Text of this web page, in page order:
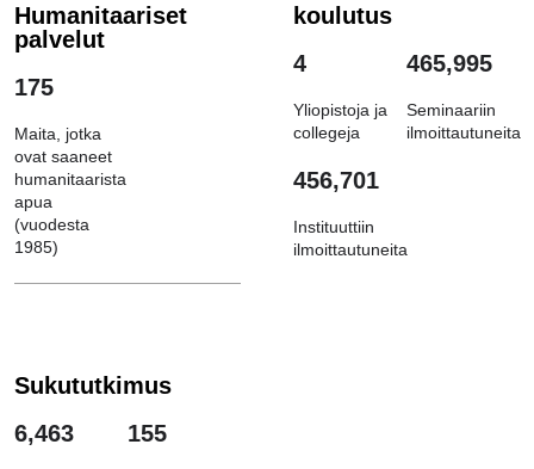
Humanitaariset
palvelut
175
Maita, jotka
ovat saaneet
humanitaarista
apua
(vuodesta
1985)
koulutus
4
Yliopistoja ja
collegeja
465,995
Seminaariin
ilmoittautuneita
456,701
Instituuttiin
ilmoittautuneita
Sukututkimus
6,463
155